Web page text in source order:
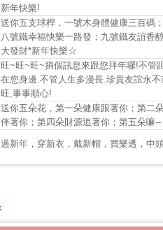
新年快樂!
送你五支球桿，一號木身體健康三百碼
八號鐵幸福快樂一路發；九號鐵友誼香
大發財*新年快樂☆
旺~旺~旺~捎個訊息來跟您拜年囉!不管
在您身邊.不管人生多漫長.珍貴友誼永
旺,事事順心!
送你五朵花，第一朵健康跟著你；第二
伴著你；第四朵財源追著你；第五朵嘛
過新年，穿新衣，戴新帽，買樂透，中